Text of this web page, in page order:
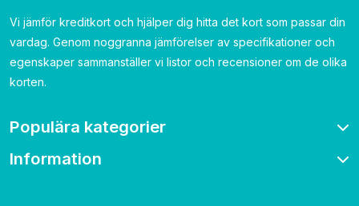
Vi jämför kreditkort och hjälper dig hitta det kort som passar din
vardag. Genom noggranna jämförelser av specifikationer och
egenskaper sammanställer vi listor och recensioner om de olika
korten.
Populära kategorier
Bonuskort
Information